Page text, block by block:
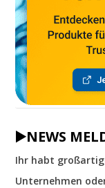
▶️NEWS
Ihr habt
Unternehmen